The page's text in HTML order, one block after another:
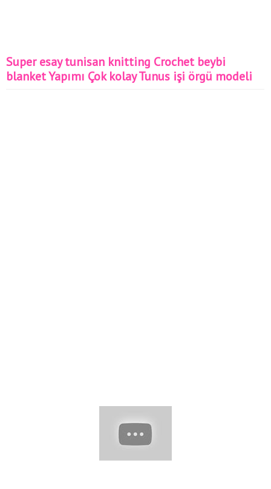
Super esay tunisan knitting Crochet beybi
blanket Yapımı Çok kolay Tunus işi örgü modeli